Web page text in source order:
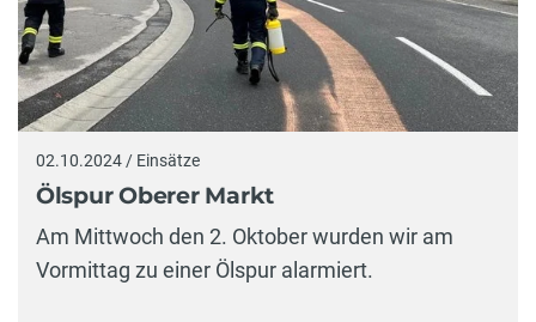
02.10.2024 / Einsätze
Ölspur Oberer Markt
Am Mittwoch den 2. Oktober wurden wir am
Vormittag zu einer Ölspur alarmiert.